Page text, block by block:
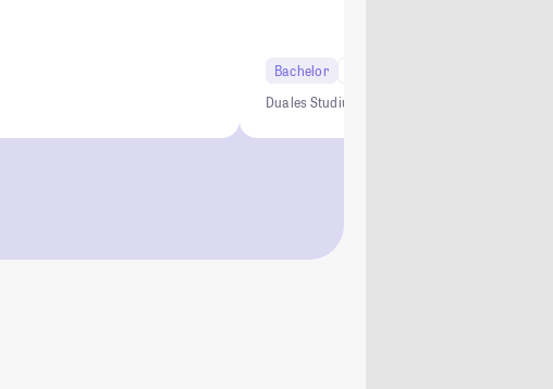
Bachelor
Duales Studium